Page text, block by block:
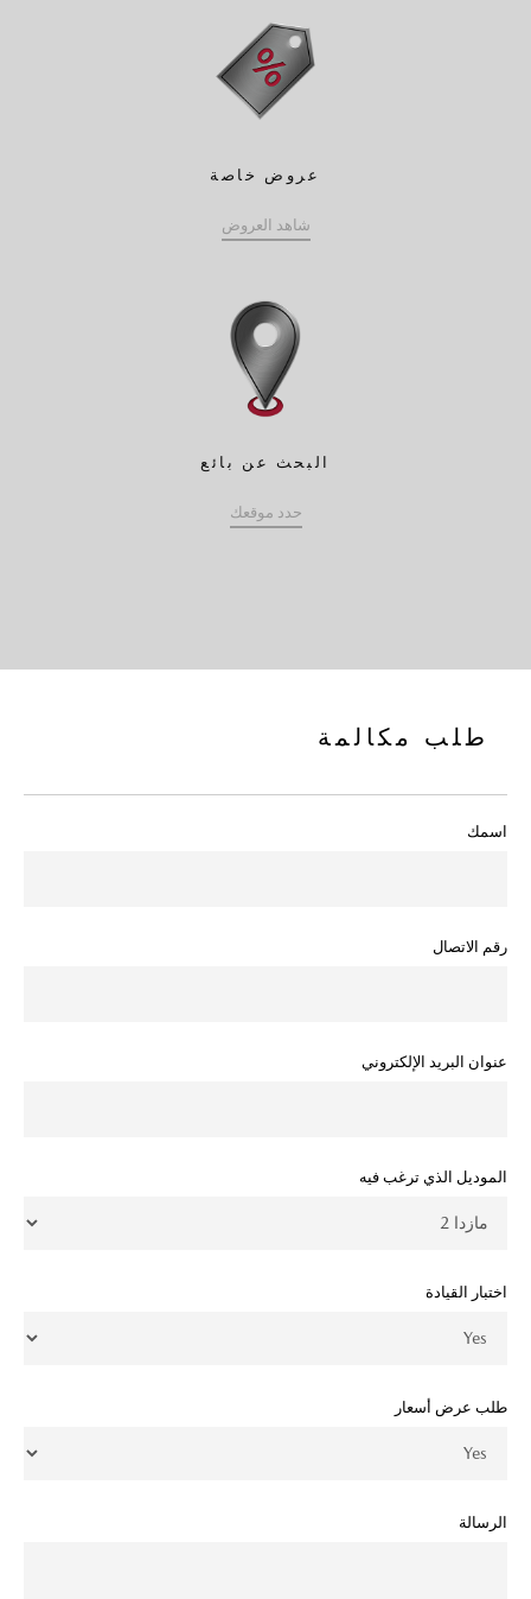
عروض خاصة
شاهد العروض
البحث عن بائع
حدد موقعك
طلب مكالمة
اسمك
رقم الاتصال
عنوان البريد الإلكتروني
الموديل الذي ترغب فيه
اختبار القيادة
طلب عرض أسعار
الرسالة